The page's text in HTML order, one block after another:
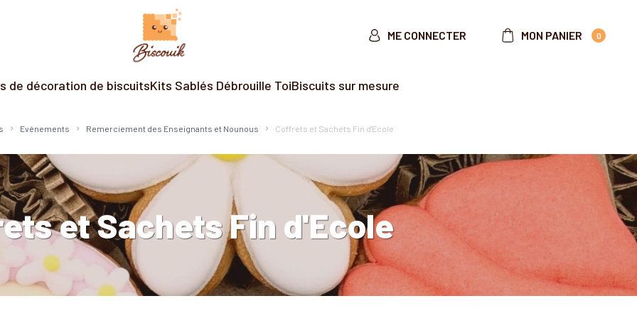
ME CONNECTER MON PANIER 0
de décoration de biscuitsKits Sablés Débrouille ToiBiscuits sur mesure
Evénements Remerciement des Enseignants et Nounous Coffrets et Sachets Fin d'Ecole
et Sachets Fin d'Ecole